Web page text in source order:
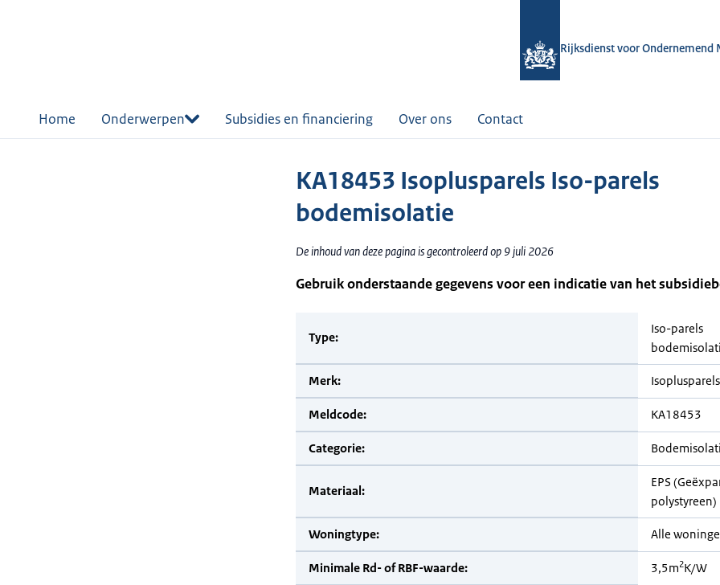
Rijksdienst voor Ondernemend
Home Onderwerpen Subsidies en financiering Over ons Contact
KA18453 Isoplusparels Iso-parels
bodemisolatie
De inhoud van deze pagina is gecontroleerd op 9 juli 2026
Gebruik onderstaande gegevens voor een indicatie van het
Type:
Iso-parels
Merk: Isoplusparels
Meldcode: KA18453
Categorie:
Materiaal:
EPS
polystyreen)
Woningtype: Alle
Minimale Rd- of RBF-waarde: 3,5m2K/W